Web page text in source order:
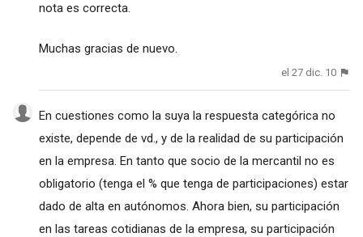
nota es correcta.
Muchas gracias de nuevo.
el 27 dic. 10
En cuestiones como la suya la respuesta categórica no
existe, depende de vd., y de la realidad de su participación
en la empresa. En tanto que socio de la mercantil no es
obligatorio (tenga el % que tenga de participaciones) estar
dado de alta en autónomos. Ahora bien, su participación
en las tareas cotidianas de la empresa, su participación